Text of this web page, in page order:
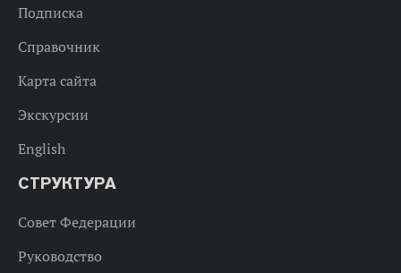
Подписка
Справочник
Карта сайта
Экскурсии
English
СТРУКТУРА
Совет Федерации
Руководство